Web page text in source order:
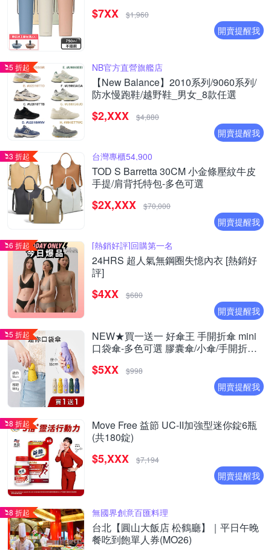
$7XX $1,960
開賣提醒我
5 折起 NB官方直營旗艦店
【New Balance】2010系列/9060系列/
防水慢跑鞋/越野鞋_男女_8款任選
$2,XXX $4,880
開賣提醒我
3 折起 台灣專櫃54,900
TOD S Barretta 30CM 小金條壓紋牛皮
手提/肩背托特包-多色可選
$2X,XXX $70,000
開賣提醒我
6 折起 [熱銷好評]回購第一名
24HRS 超人氣無鋼圈失憶內衣 [熱銷好
評]
$4XX $680
開賣提醒我
5 折起
NEW★買一送一 好傘王 手開折傘 mini
口袋傘-多色可選 膠囊傘/小傘/手開折傘/
你傘/防曬
$5XX $998
開賣提醒我
8 折起
Move Free 益節 UC-II加強型迷你錠6瓶
(共180錠)
$5,XXX $7,194
開賣提醒我
8 折起 無國界創意百匯料理
台北【圓山大飯店 松鶴廳】｜平日午晚
餐吃到飽單人券(MO26)